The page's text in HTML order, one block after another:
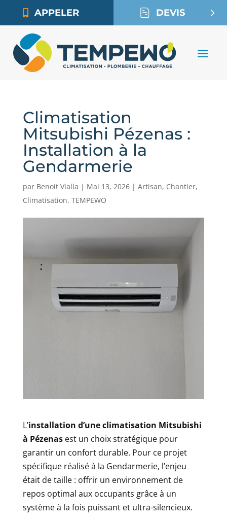
APPELER DEVIS
Climatisation
Mitsubishi Pézenas :
Installation à la
Gendarmerie
par Benoit Vialla | Mai 13, 2026| Artisan, Chantier,
Climatisation, TEMPEWO
L’installation d’une climatisation Mitsubishi
à Pézenasest un choix stratégique pour
garantir un confort durable. Pour ce projet
spécifique réalisé à la Gendarmerie, l’enjeu
était de taille : offrir un environnement de
repos optimal aux occupants grâce à un
système à la fois puissant et ultra-silencieux.